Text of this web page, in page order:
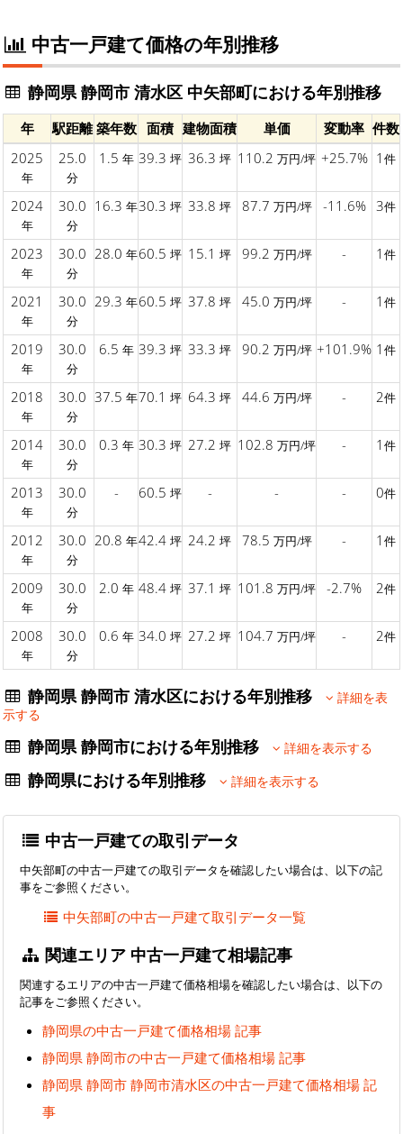
中古一戸建て価格の年別推移
静岡県 静岡市 清水区 中矢部町における年別推移
年 駅距離 築年数 面積 建物面積 単価 変動率 件数
2025
年
25.0
分
1.5 年 39.3 坪 36.3 坪 110.2 万円/坪 +25.7% 1 件
2024
年
30.0
分
16.3 年30.3 坪 33.8 坪 87.7 万円/坪 -11.6% 3件
2023
年
30.0
分
28.0 年60.5 坪 15.1 坪 99.2 万円/坪 - 1 件
2021
年
30.0
分
29.3 年60.5 坪 37.8 坪 45.0 万円/坪 - 1 件
2019
年
30.0
分
6.5 年 39.3 坪 33.3 坪 90.2 万円/坪 +101.9% 1 件
2018
年
30.0
分
37.5 年70.1 坪 64.3 坪 44.6 万円/坪 - 2件
2014
年
30.0
分
0.3 年 30.3 坪 27.2 坪 102.8 万円/坪 - 1 件
2013
年
30.0
分
- 60.5 坪 - - - 0件
2012
年
30.0
分
20.8 年42.4 坪 24.2 坪 78.5 万円/坪 - 1 件
2009
年
30.0
分
2.0 年 48.4 坪 37.1 坪 101.8 万円/坪 -2.7% 2件
2008
年
30.0
分
0.6 年 34.0 坪 27.2 坪 104.7 万円/坪 - 2件
静岡県 静岡市 清水区における年別推移
詳細を表
示する
静岡県 静岡市における年別推移 詳細を表示する
静岡県における年別推移 詳細を表示する
中古一戸建ての取引データ
中矢部町の中古一戸建ての取引データを確認したい場合は、以下の記
事をご参照ください。
中矢部町の中古一戸建て取引データ一覧
関連エリア 中古一戸建て相場記事
関連するエリアの中古一戸建て価格相場を確認したい場合は、以下の
記事をご参照ください。
静岡県の中古一戸建て価格相場 記事
静岡県 静岡市の中古一戸建て価格相場 記事
静岡県 静岡市 静岡市清水区の中古一戸建て価格相場 記
事